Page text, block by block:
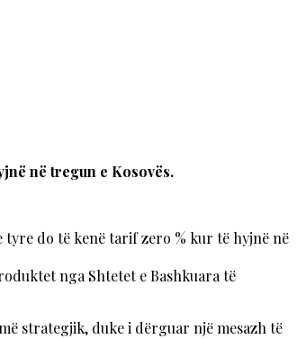
në tregun e Kosovës.
do të kenë tarif zero % kur të hyjnë në
nga Shtetet e Bashkuara të
strategjik, duke i dërguar një mesazh të